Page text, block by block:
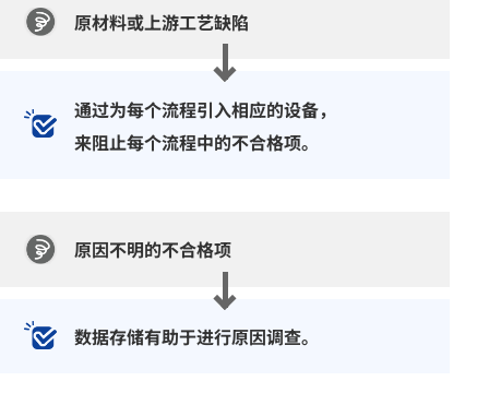
原材料或上游工艺缺陷
通过为每个流程引入相应的设备，
来阻止每个流程中的不合格项。
原因不明的不合格项
数据存储有助于进行原因调查。